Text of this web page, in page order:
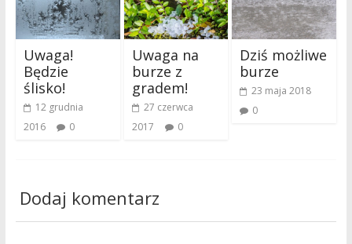
Uwaga!
Będzie
ślisko!
12 grudnia
2016
0
Uwaga na
burze z
gradem!
27 czerwca
2017
0
Dziś możliwe
burze
23 maja 2018
0
Dodaj komentarz